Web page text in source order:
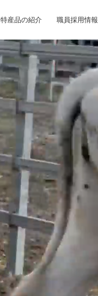
特産品の紹介 職員採用情報